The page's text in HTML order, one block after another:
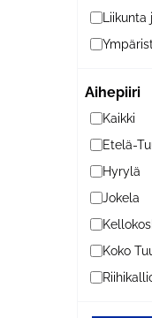
Aihepiiri
Kaikki
Etelä-
Hyrylä
Jokela
Koko